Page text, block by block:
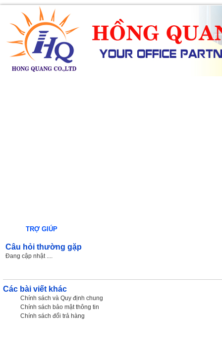
TRỢ GIÚP
Câu hỏi thường gặp
Đang cập nhật ....
Các bài viết khác
Chính sách và Quy định chung
Chính sách bảo mật thông tin
Chính sách đổi trả hàng